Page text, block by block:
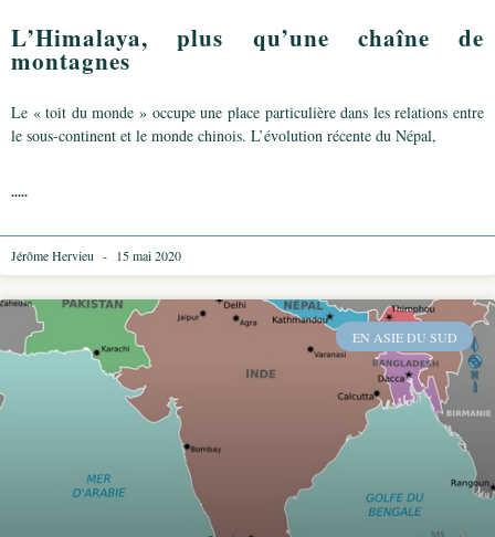
L’Himalaya, plus qu’une chaîne de
montagnes
Le « toit du monde » occupe une place particulière dans les relations entre
le sous-continent et le monde chinois. L’évolution récente du Népal,
.....
Jérôme Hervieu 15 mai 2020
EN ASIE DU SUD